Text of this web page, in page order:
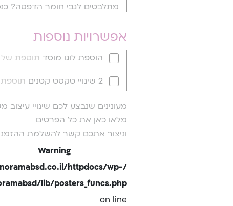
מתלבטים לגבי חומר הדפסה?
אפשרויות נוספות
הוספת לוגו מוסד תוספת של 90 ש"ח
2 שינויי טקסט קטנים תוספת של
מעונינים שנבצע לכם שינויי
מלאו כאן את כל הפרטים
וניצור אתכם קשר להשלמת
Warning
httpdocs/wp-
lib/posters_funcs.php
on line